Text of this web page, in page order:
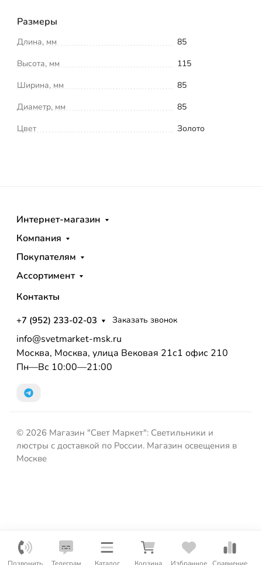
Размеры
Длина, мм
85
Высота, мм
115
Ширина, мм
85
Диаметр, мм
85
Цвет
Золото
Интернет-магазин
Компания
Покупателям
Ассортимент
Контакты
+7 (952) 233-02-03 Заказать звонок
info@svetmarket-msk.ru
Москва, Москва, улица Вековая 21с1 офис 210
Пн—Вс 10:00—21:00
© 2026 Магазин "Свет Маркет": Светильники и
люстры с доставкой по России. Магазин освещения в
Москве